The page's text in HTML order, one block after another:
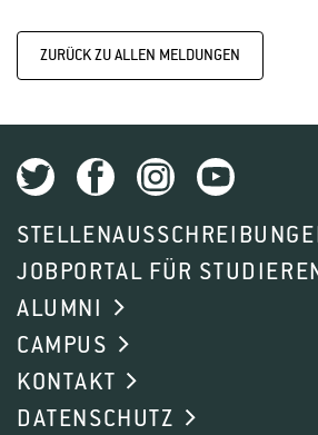
ZURÜCK ZU ALLEN MELDUNGEN
JOBPORTAL FÜR
ALUMNI
CAMPUS
KONTAKT
DATENSCHUTZ